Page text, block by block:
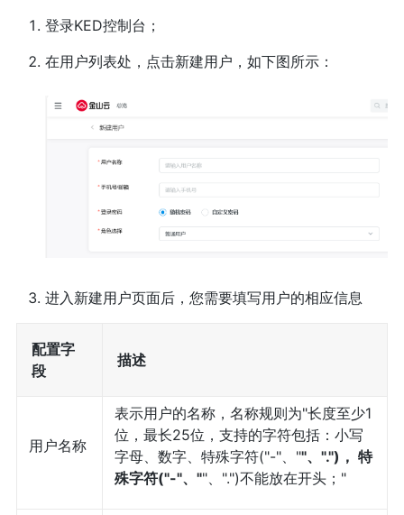
登录KED控制台；
在用户列表处，点击新建用户，如下图所示：
进入新建用户页面后，您需要填写用户的相应信息
配置字
段
描述
用户名称
表示用户的名称，名称规则为"长度至少1
位，最长25位，支持的字符包括：小写
字母、数字、特殊字符("-"、""、".")， 特
殊字符("-"、""、".")不能放在开头；"